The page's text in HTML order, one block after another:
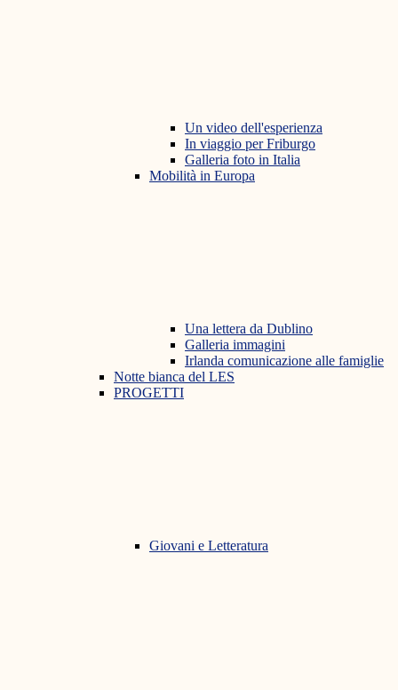
Un video dell'esperienza
In viaggio per Friburgo
Galleria foto in Italia
Mobilità in Europa
Una lettera da Dublino
Galleria immagini
Irlanda comunicazione alle famiglie
Notte bianca del LES
PROGETTI
Giovani e Letteratura